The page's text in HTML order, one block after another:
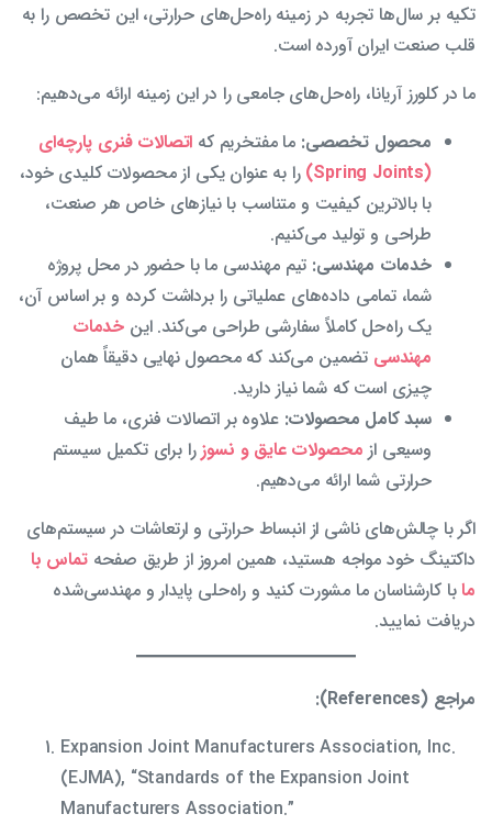
تکیه بر سال‌ها تجربه در زمینه راه‌حل‌های حرارتی، این تخصص را به
قلب صنعت ایران آورده است.
ما در کلورز آریانا، راه‌حل‌های جامعی را در این زمینه ارائه می‌دهیم:
محصول تخصصی: ما مفتخریم که اتصالات فنری پارچه‌ای
(Spring Joints)
را به عنوان یکی از محصولات کلیدی خود،
با بالاترین کیفیت و متناسب با نیازهای خاص هر صنعت،
طراحی و تولید می‌کنیم.
خدمات مهندسی: تیم مهندسی ما با حضور در محل پروژه
شما، تمامی داده‌های عملیاتی را برداشت کرده و بر اساس آن،
یک راه‌حل کاملاً سفارشی طراحی می‌کند. این خدمات
مهندسی تضمین می‌کند که محصول نهایی دقیقاً همان
چیزی است که شما نیاز دارید.
سبد کامل محصولات: علاوه بر اتصالات فنری، ما طیف
وسیعی از محصولات عایق و نسوزرا برای تکمیل سیستم
حرارتی شما ارائه می‌دهیم.
اگر با چالش‌های ناشی از انبساط حرارتی و ارتعاشات در سیستم‌های
داکتینگ خود مواجه هستید، همین امروز از طریق صفحهتماس با
مابا کارشناسان ما مشورت کنید و راه‌حلی پایدار و مهندسی‌شده
دریافت نمایید.
مراجع (References):
Expansion Joint Manufacturers Association, Inc.
(EJMA), “Standards of the Expansion Joint
Manufacturers Association.”